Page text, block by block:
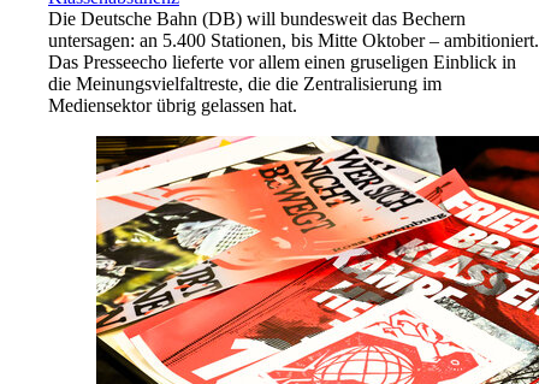
Die Deutsche Bahn (DB) will bundesweit das Bechern
untersagen: an 5.400 Stationen, bis Mitte Oktober – ambitioniert.
Das Presseecho lieferte vor allem einen gruseligen Einblick in
die Meinungsvielfaltreste, die die Zentralisierung im
Mediensektor übrig gelassen hat.